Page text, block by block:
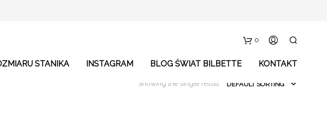
0
STANIKA INSTAGRAM BLOG ŚWIAT BILBETTE KONTAKT
DEFAULT SORTING
Showing the single result
C